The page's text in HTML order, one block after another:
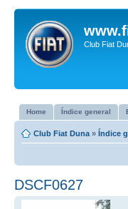
Club Fiat
Home Índice general
Club Fiat Duna » Índice
DSCF0627